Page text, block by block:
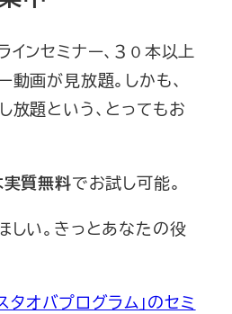
ンセミナー、３０本以上
画が見放題。しかも、
放題という、とってもお
実質無料でお試し可能。
しい。きっとあなたの役
タオバプログラム」のセミ